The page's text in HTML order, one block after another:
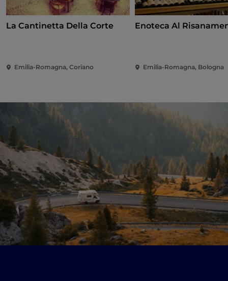
La Cantinetta Della Corte
Emilia-Romagna, Coriano
Enoteca Al
Emilia-Romagna, Bologna